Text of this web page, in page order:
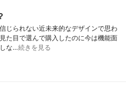
じられない近未来的なデザインで思わ
た目で選んで購入したのに今は機能面
な…続きを見る